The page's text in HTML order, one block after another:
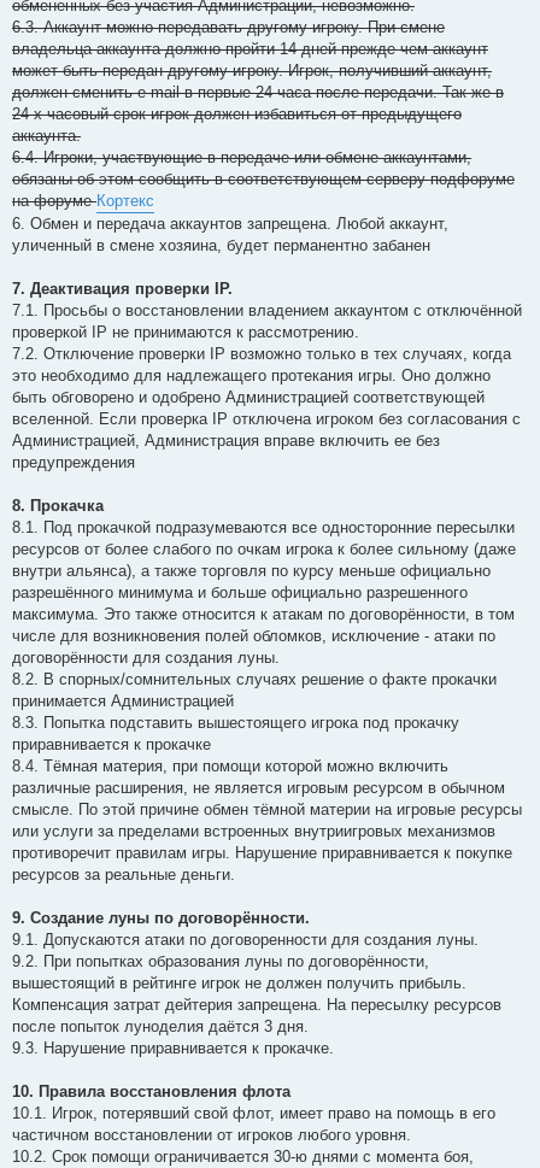
обмененных без участия Администрации, невозможно.
6.3. Аккаунт можно передавать другому игроку. При смене
владельца аккаунта должно пройти 14 дней прежде чем аккаунт
может быть передан другому игроку. Игрок, получивший аккаунт,
должен сменить e-mail в первые 24 часа после передачи. Так же в
24-х часовый срок игрок должен избавиться от предыдущего
аккаунта.
6.4. Игроки, участвующие в передаче или обмене аккаунтами,
обязаны об этом сообщить в соответствующем серверу подфоруме
на форумеКортекс
6. Обмен и передача аккаунтов запрещена. Любой аккаунт,
уличенный в смене хозяина, будет перманентно забанен
7. Деактивация проверки IP.
7.1. Просьбы о восстановлении владением аккаунтом с отключённой
проверкой IP не принимаются к рассмотрению.
7.2. Отключение проверки IP возможно только в тех случаях, когда
это необходимо для надлежащего протекания игры. Оно должно
быть обговорено и одобрено Администрацией соответствующей
вселенной. Если проверка IP отключена игроком без согласования с
Администрацией, Администрация вправе включить ее без
предупреждения
8. Прокачка
8.1. Под прокачкой подразумеваются все односторонние пересылки
ресурсов от более слабого по очкам игрока к более сильному (даже
внутри альянса), а также торговля по курсу меньше официально
разрешённого минимума и больше официально разрешенного
максимума. Это также относится к атакам по договорённости, в том
числе для возникновения полей обломков, исключение - атаки по
договорённости для создания луны.
8.2. B спорных/сомнительных случаях решение о факте прокачки
принимается Администрацией
8.3. Попытка подставить вышестоящего игрока под прокачку
приравнивается к прокачке
8.4. Тёмная материя, при помощи которой можно включить
различные расширения, не является игровым ресурсом в обычном
смысле. По этой причине обмен тёмной материи на игровые ресурсы
или услуги за пределами встроенных внутриигровых механизмов
противоречит правилам игры. Нарушение приравнивается к покупке
ресурсов за реальные деньги.
9. Создание луны по договорённости.
9.1. Допускаются атаки по договоренности для создания луны.
9.2. При попытках образования луны по договорённости,
вышестоящий в рейтинге игрок не должен получить прибыль.
Компенсация затрат дейтерия запрещена. На пересылку ресурсов
после попыток луноделия даётся 3 дня.
9.3. Нарушение приравнивается к прокачке.
10. Правила восстановления флота
10.1. Игрок, потерявший свой флот, имеет право на помощь в его
частичном восстановлении от игроков любого уровня.
10.2. Срок помощи ограничивается 30-ю днями с момента боя,